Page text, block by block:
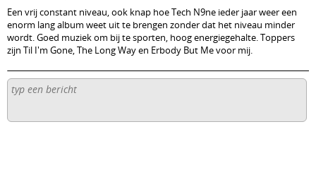
Een vrij constant niveau, ook knap hoe Tech N9ne ieder jaar weer een
enorm lang album weet uit te brengen zonder dat het niveau minder
wordt. Goed muziek om bij te sporten, hoog energiegehalte. Toppers
zijn Til I'm Gone, The Long Way en Erbody But Me voor mij.